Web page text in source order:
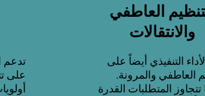
تدعم
على
العاطفي
والانتقالات
التنفيذي أيضاً على
العاطفي والمرونة.
تتجاوز المتطلبات القدرة